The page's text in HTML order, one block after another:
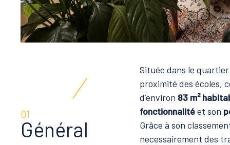
01
Général
Située dans le
proximité des écoles,
d’environ 83 m²
fonctionnalitéet son
Grâce à son
necessairement des